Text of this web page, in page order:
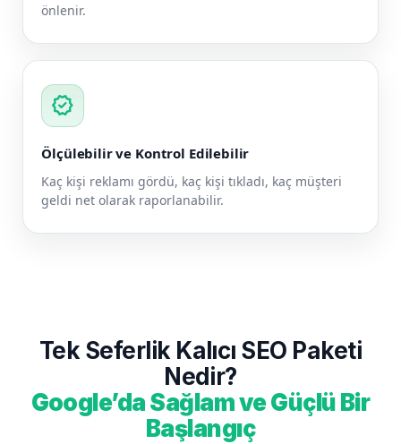
önlenir.
verified
Ölçülebilir ve Kontrol Edilebilir
Kaç kişi reklamı gördü, kaç kişi tıkladı, kaç müşteri
geldi net olarak raporlanabilir.
Tek Seferlik Kalıcı SEO Paketi
Nedir?
Google’da Sağlam ve Güçlü Bir
Başlangıç